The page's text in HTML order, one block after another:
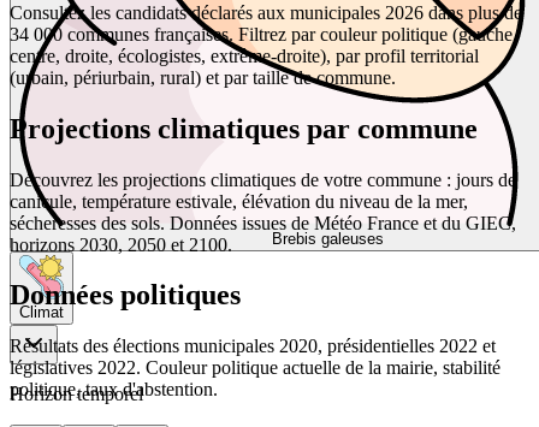
Brebis galeuses
Climat
Horizon temporel
Consultez les candidats déclarés aux municipales 2026 dans plus de
34 000 communes françaises. Filtrez par couleur politique (gauche,
centre, droite, écologistes, extrême-droite), par profil territorial
(urbain, périurbain, rural) et par taille de commune.
Projections climatiques par commune
Découvrez les projections climatiques de votre commune : jours de
canicule, température estivale, élévation du niveau de la mer,
sécheresses des sols. Données issues de Météo France et du GIEC,
horizons 2030, 2050 et 2100.
Données politiques
Résultats des élections municipales 2020, présidentielles 2022 et
législatives 2022. Couleur politique actuelle de la mairie, stabilité
politique, taux d'abstention.